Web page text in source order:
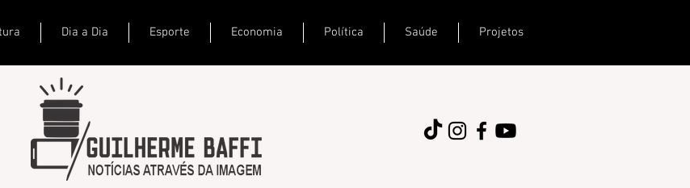
Dia a Dia Esporte Economia Política Saúde Projetos